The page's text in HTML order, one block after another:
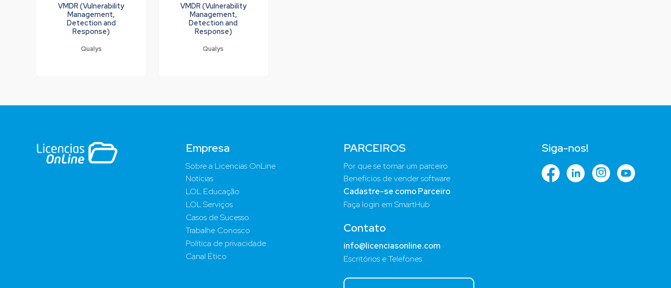
VMDR (Vulnerability
Management,
Detection and
Response)
Qualys
VMDR (Vulnerability
Management,
Detection and
Response)
Qualys
Empresa
Sobre a Licencias OnLine
Notícias
LOL Educação
LOL Serviços
Casos de Sucesso
Trabalhe Conosco
Política de privacidade
Canal Ético
PARCEIROS
Por que se tornar um parceiro
Benefícios de vender software
Cadastre-se como Parceiro
Faça login em SmartHub
Contato
info@licenciasonline.com
Escritórios e Telefones
Siga-nos!